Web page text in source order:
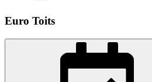
Euro Toits